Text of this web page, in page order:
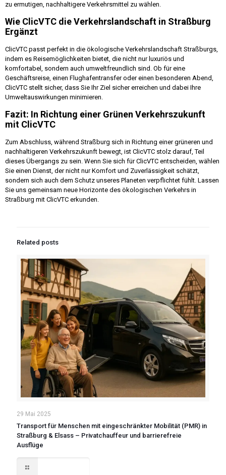
zu ermutigen, nachhaltigere Verkehrsmittel zu wählen.
Wie ClicVTC die Verkehrslandschaft in Straßburg
Ergänzt
ClicVTC passt perfekt in die ökologische Verkehrslandschaft Straßburgs,
indem es Reisemöglichkeiten bietet, die nicht nur luxuriös und
komfortabel, sondern auch umweltfreundlich sind. Ob für eine
Geschäftsreise, einen Flughafentransfer oder einen besonderen Abend,
ClicVTC stellt sicher, dass Sie Ihr Ziel sicher erreichen und dabei Ihre
Umweltauswirkungen minimieren.
Fazit: In Richtung einer Grünen Verkehrszukunft
mit ClicVTC
Zum Abschluss, während Straßburg sich in Richtung einer grüneren und
nachhaltigeren Verkehrszukunft bewegt, ist ClicVTC stolz darauf, Teil
dieses Übergangs zu sein. Wenn Sie sich für ClicVTC entscheiden, wählen
Sie einen Dienst, der nicht nur Komfort und Zuverlässigkeit schätzt,
sondern sich auch dem Schutz unseres Planeten verpflichtet fühlt. Lassen
Sie uns gemeinsam neue Horizonte des ökologischen Verkehrs in
Straßburg mit ClicVTC erkunden.
Related posts
29 Mai 2025
Transport für Menschen mit eingeschränkter Mobilität (PMR) in
Straßburg & Elsass – Privatchauffeur und barrierefreie
Ausflüge